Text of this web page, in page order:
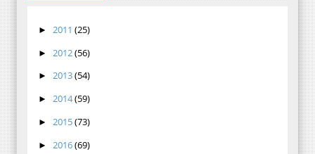
► 2011 (25)
► 2012(56)
► 2013(54)
► 2014(59)
► 2015(73)
► 2016(69)